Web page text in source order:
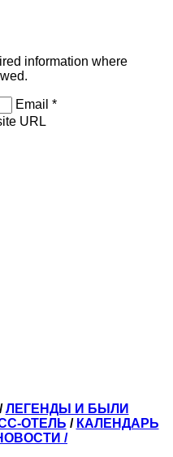
information where
Email *
URL
/ЛЕГЕНДЫ И БЫЛИ
ОТЕЛЬ / КАЛЕНДАРЬ
/